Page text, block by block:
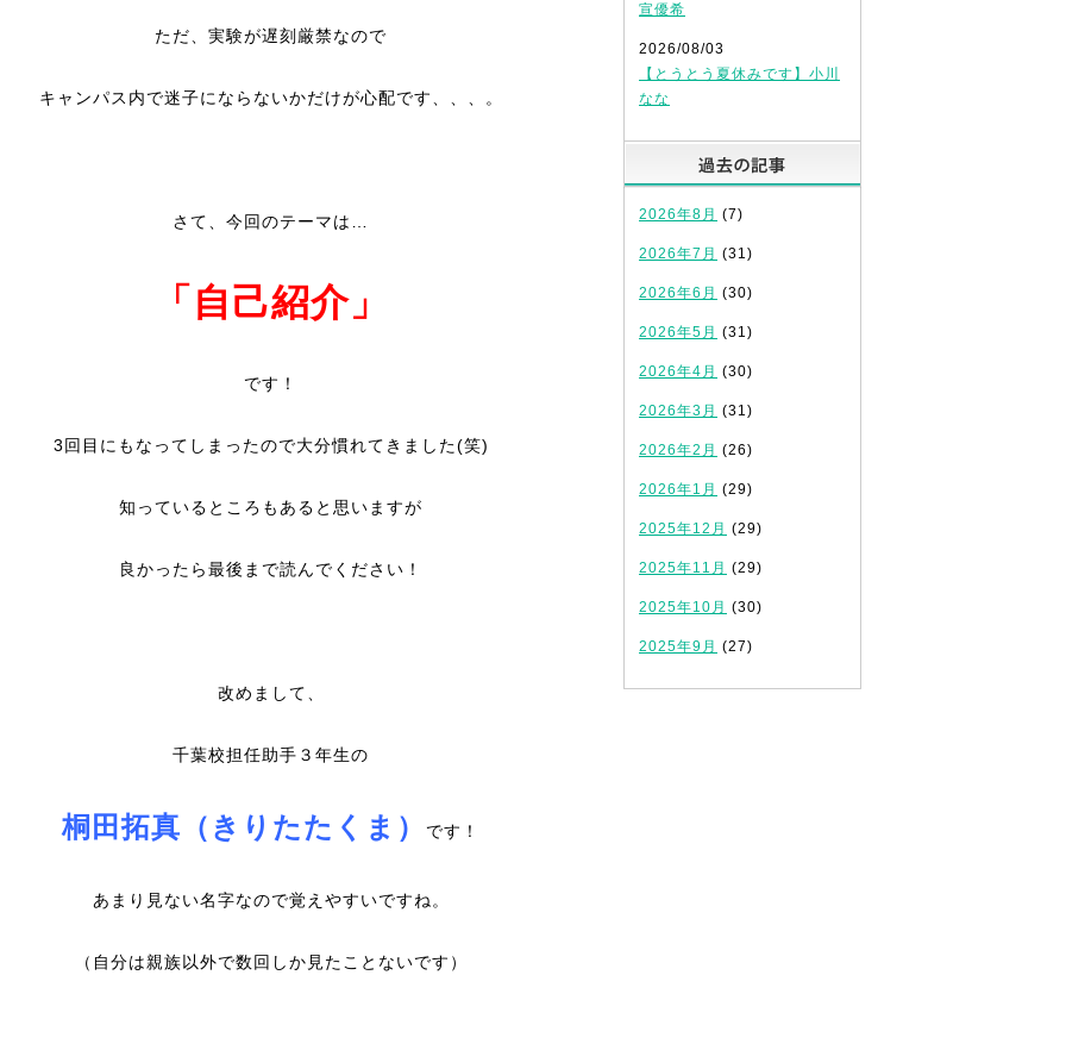
ただ、実験が遅刻厳禁なので
キャンパス内で迷子にならないかだけが心配です、、、。
さて、今回のテーマは…
「自己紹介」
です！
3回目にもなってしまったので大分慣れてきました(笑)
知っているところもあると思いますが
良かったら最後まで読んでください！
改めまして、
千葉校担任助手３年生の
桐田拓真（きりたたくま） です！
あまり見ない名字なので覚えやすいですね。
（自分は親族以外で数回しか見たことないです）
宣優希
2026/08/03
【とうとう夏休みです】小川
なな
2026年8月 (7)
2026年7月 (31)
2026年6月 (30)
2026年5月 (31)
2026年4月 (30)
2026年3月 (31)
2026年2月 (26)
2026年1月 (29)
2025年12月 (29)
2025年11月 (29)
2025年10月 (30)
2025年9月 (27)